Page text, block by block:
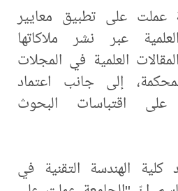
عملت على تطبيق معايير
عبر نشر ملاكاتها
العلمية في المجلات
إلى جانب اعتماد
على اقتباسات البحوث
الهندسة التقنية في